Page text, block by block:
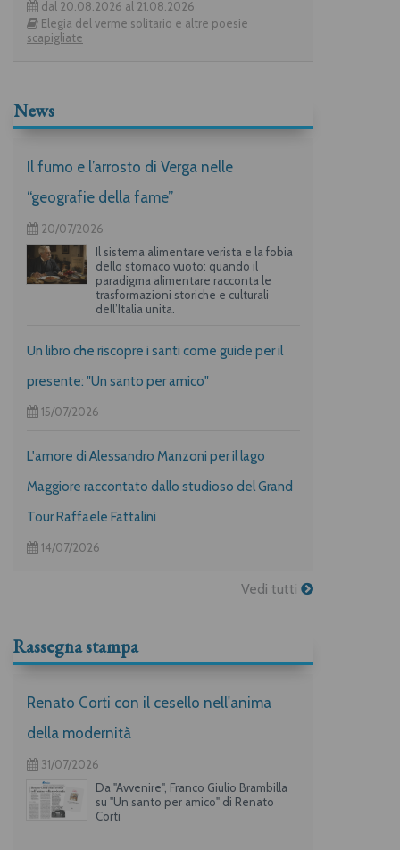
dal 20.08.2026 al 21.08.2026
Elegia del verme solitario e altre poesie
scapigliate
News
Il fumo e l’arrosto di Verga nelle
“geografie della fame”
20/07/2026
Il sistema alimentare verista e la fobia
dello stomaco vuoto: quando il
paradigma alimentare racconta le
trasformazioni storiche e culturali
dell’Italia unita.
Un libro che riscopre i santi come guide per il
presente: "Un santo per amico"
15/07/2026
L'amore di Alessandro Manzoni per il lago
Maggiore raccontato dallo studioso del Grand
Tour Raffaele Fattalini
14/07/2026
Vedi tutti
Rassegna stampa
Renato Corti con il cesello nell'anima
della modernità
31/07/2026
Da "Avvenire", Franco Giulio Brambilla
su "Un santo per amico" di Renato
Corti